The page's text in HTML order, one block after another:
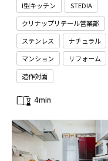
I型キッチン
STEDIA
クリナップリテール営業部
ステンレス
ナチュラル
マンション
リフォーム
造作対面
4min